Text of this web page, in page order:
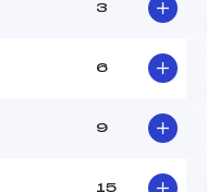
3
6
9
15